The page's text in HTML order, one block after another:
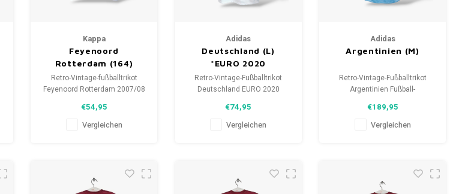
Kappa
Feyenoord
Rotterdam (164)
Retro-Vintage-fußballtrikot
Feyenoord Rotterdam 2007/08
Gesamtzustand des Hemdes:
9.5/10 (gebraucht)
€54,95
Vergleichen
Adidas
Deutschland (L)
*EURO 2020
Retro-Vintage-Fußballtrikot
Deutschland EURO 2020
Gesamtzustand des Hemdes:
10/10 (gebraucht)
€74,95
Vergleichen
Adidas
Argentinien (M)
Retro-Vintage-Fußballtrikot
Argentinien Fußball-
Größe: M (unisex)
Gesamtzustand des Hemdes:
€189,95
Vergleichen